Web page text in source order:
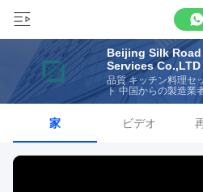
Beijing Silk
Services Co.,LTD
品質 キッチン料理セ
ト 中国からの製造業
家 ビデオ